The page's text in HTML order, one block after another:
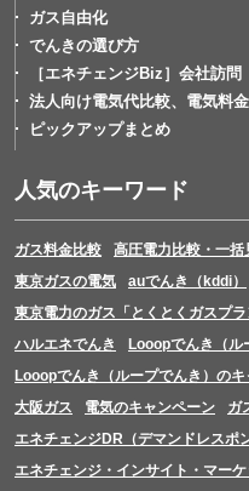
ガス自由化
でんきの選び方
［エネチェンジBiz］会社訪問
法人向け電気代比較、電気料
ピックアップまとめ
人気のキーワード
ガス料金比較 高圧電力比較・一括
東京ガスの電気
auでんき（kddi）
東京電力のガス「とくとくガスプラ
ハルエネでんき
Looopでんき（ル
Looopでんき（ループでんき）のキ
大阪ガス
電気のキャンペーン ガ
エネチェンジDR（デマンドレスポ
エネチェンジ・インサイト・マーケ